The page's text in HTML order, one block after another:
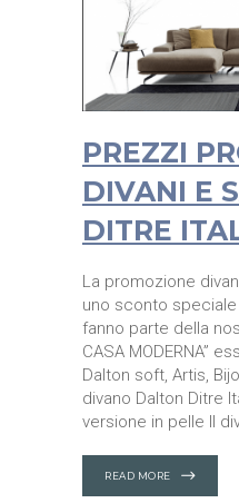
PREZZI
DIVANI E
DITRE
La promozione
uno sconto
fanno parte della
CASA MODERNA”
Dalton soft, Artis,
divano Dalton Ditre
versione in pelle Il
READ MORE